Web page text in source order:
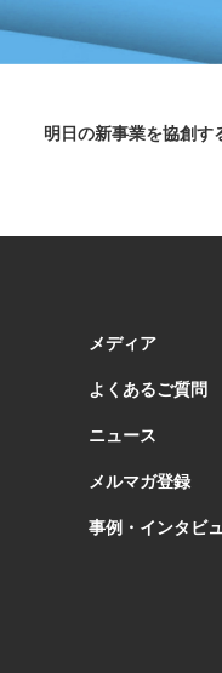
明日の新事業を協創す
メディア
よくあるご質問
ニュース
メルマガ登録
事例・インタビ